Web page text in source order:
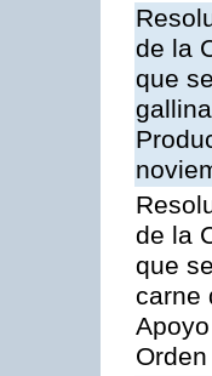
de la
que
de la
que
carne